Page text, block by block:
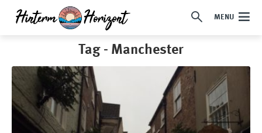
MENU
Tag - Manchester